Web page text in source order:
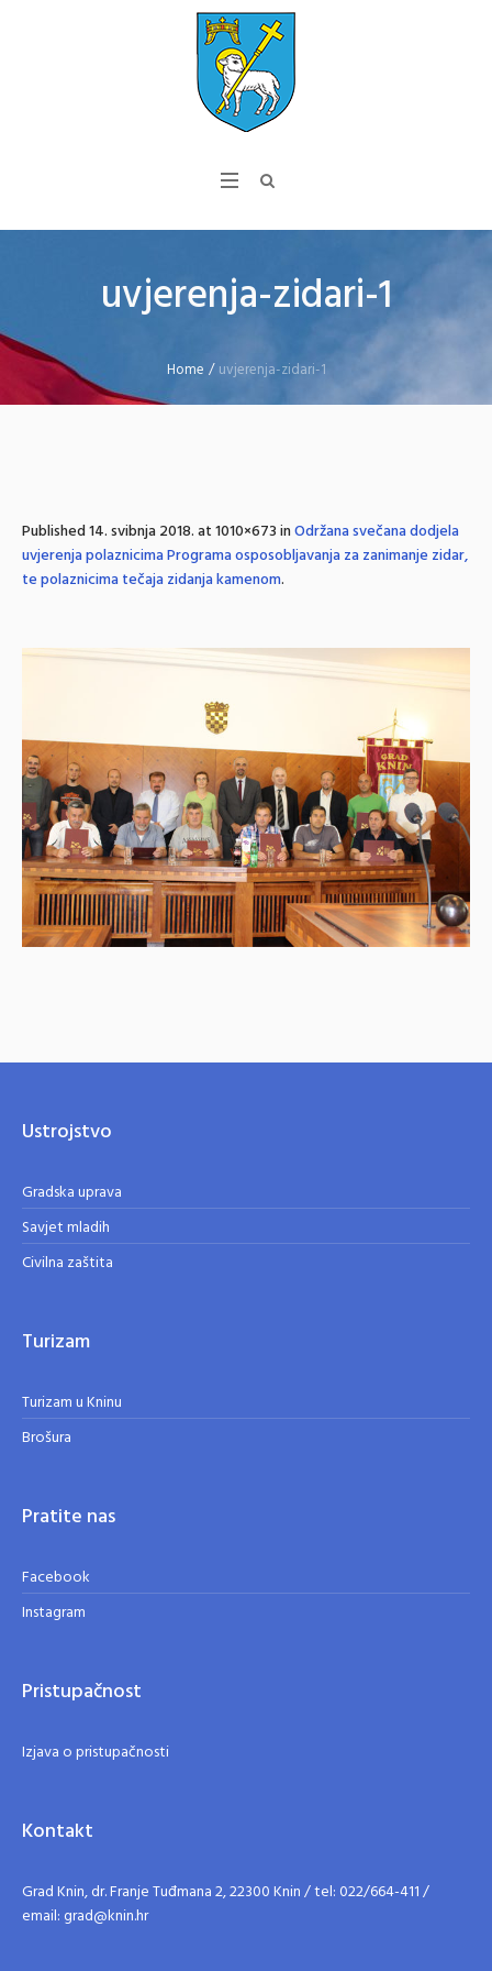
uvjerenja-zidari-1
Home /uvjerenja-zidari-1
Published14. svibnja 2018.at 1010×673 inOdržana svečana dodjela
uvjerenja polaznicima Programa osposobljavanja za zanimanje zidar,
te polaznicima tečaja zidanja kamenom.
Ustrojstvo
Gradska uprava
Savjet mladih
Civilna zaštita
Turizam
Turizam u Kninu
Brošura
Pratite nas
Facebook
Instagram
Pristupačnost
Izjava o pristupačnosti
Kontakt
Grad Knin, dr. Franje Tuđmana 2, 22300 Knin / tel: 022/664-411 /
email: grad@knin.hr